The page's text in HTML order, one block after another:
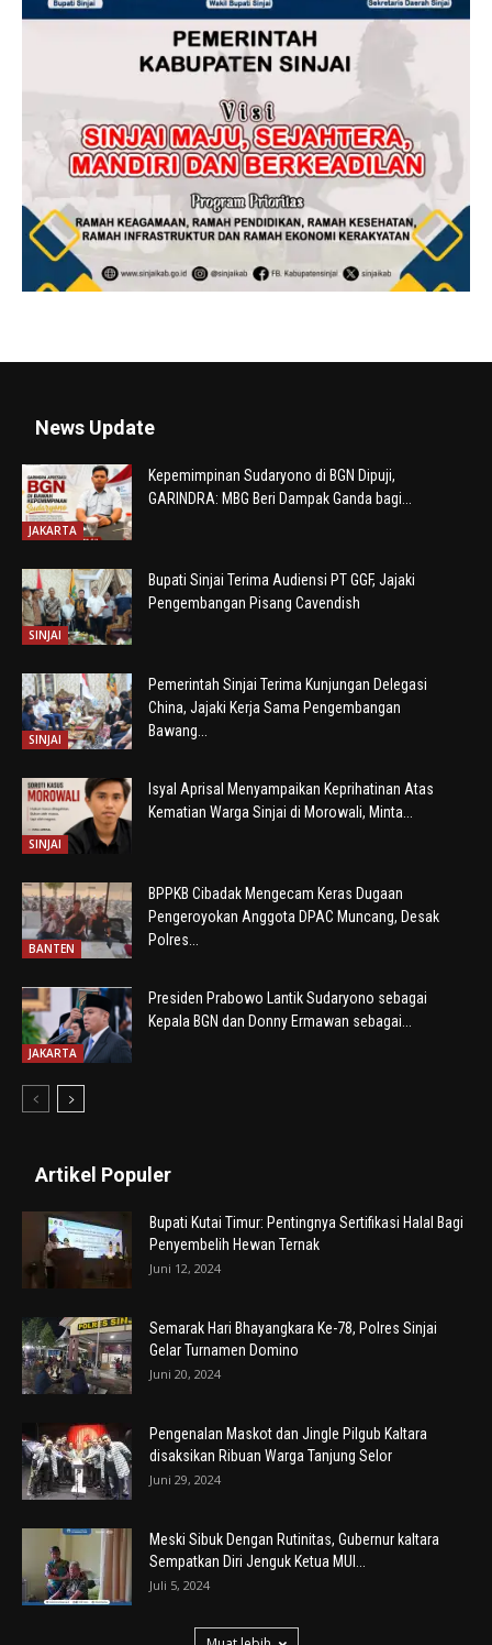
News Update
JAKARTA
Kepemimpinan Sudaryono di BGN Dipuji,
GARINDRA: MBG Beri Dampak Ganda bagi...
SINJAI
Bupati Sinjai Terima Audiensi PT GGF, Jajaki
Pengembangan Pisang Cavendish
SINJAI
Pemerintah Sinjai Terima Kunjungan Delegasi
China, Jajaki Kerja Sama Pengembangan
Bawang...
SINJAI
Isyal Aprisal Menyampaikan Keprihatinan Atas
Kematian Warga Sinjai di Morowali, Minta...
BANTEN
BPPKB Cibadak Mengecam Keras Dugaan
Pengeroyokan Anggota DPAC Muncang, Desak
Polres...
JAKARTA
Presiden Prabowo Lantik Sudaryono sebagai
Kepala BGN dan Donny Ermawan sebagai...
Artikel Populer
Bupati Kutai Timur: Pentingnya Sertifikasi Halal Bagi
Penyembelih Hewan Ternak
Juni 12, 2024
Semarak Hari Bhayangkara Ke-78, Polres Sinjai
Gelar Turnamen Domino
Juni 20, 2024
Pengenalan Maskot dan Jingle Pilgub Kaltara
disaksikan Ribuan Warga Tanjung Selor
Juni 29, 2024
Meski Sibuk Dengan Rutinitas, Gubernur kaltara
Sempatkan Diri Jenguk Ketua MUI...
Juli 5, 2024